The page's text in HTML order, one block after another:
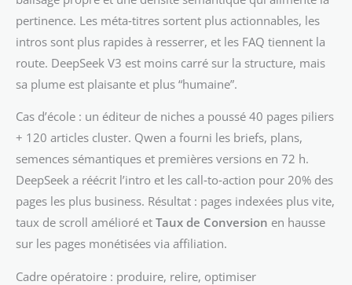
pertinence. Les méta‑titres sortent plus actionnables, les
intros sont plus rapides à resserrer, et les FAQ tiennent la
route. DeepSeek V3 est moins carré sur la structure, mais
sa plume est plaisante et plus “humaine”.
Cas d’école : un éditeur de niches a poussé 40 pages piliers
+ 120 articles cluster. Qwen a fourni les briefs, plans,
semences sémantiques et premières versions en 72 h.
DeepSeek a réécrit l’intro et les call‑to‑action pour 20% des
pages les plus business. Résultat : pages indexées plus vite,
taux de scroll amélioré et Taux de Conversion en hausse
sur les pages monétisées via affiliation.
Cadre opératoire : produire, relire, optimiser